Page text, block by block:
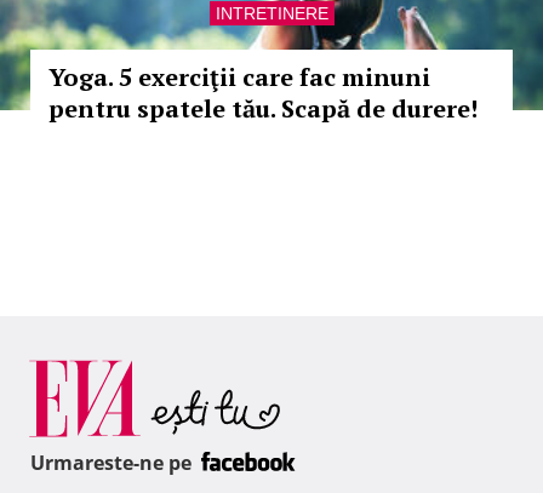
INTRETINERE
Yoga. 5 exerciţii care fac minuni
pentru spatele tău. Scapă de durere!
Urmareste-ne pe